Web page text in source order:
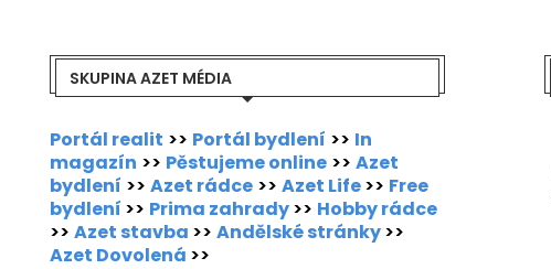
SKUPINA AZET MÉDIA
Portál realit >> Portál bydlení >> In
magazín >> Pěstujeme online >> Azet
bydlení >> Azet rádce >> Azet Life>> Free
bydlení >> Prima zahrady>> Hobby rádce
>> Azet stavba >> Andělské stránky>>
Azet Dovolená >>